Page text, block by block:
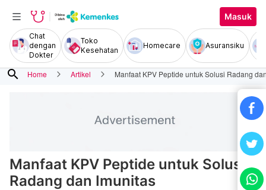
Masuk
Chat
dengan
Dokter
Toko
Kesehatan
Homecare Asuransiku
search Home Artikel Manfaat KPV Peptide untuk Solusi Radang
Manfaat KPV Peptide untuk Solusi
Radang dan Imunitas